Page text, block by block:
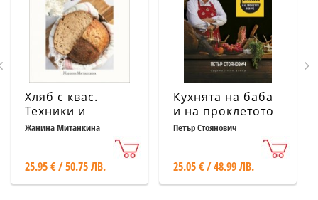
Хляб с квас.
Техники и
рецепти
Жанина Митанкина
25.95 € / 50.75 ЛВ.
Кухнята на баба
и на проклетото
й внуче
Петър Стоянович
25.05 € / 48.99 ЛВ.